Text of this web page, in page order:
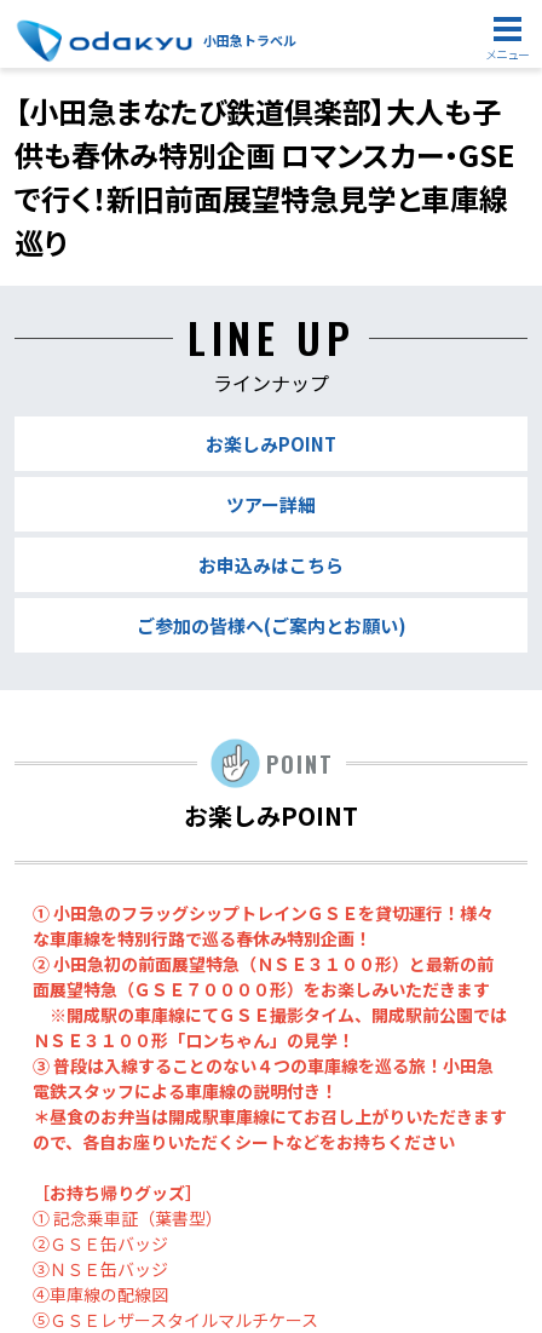
小田急トラベル
メニュー
【小田急まなたび鉄道倶楽部】大人も子
供も春休み特別企画 ロマンスカー・GSE
で行く！新旧前面展望特急見学と車庫線
巡り
LINE UP
ラインナップ
お楽しみPOINT
ツアー詳細
お申込みはこちら
ご参加の皆様へ(ご案内とお願い)
POINT
お楽しみPOINT
① 小田急のフラッグシップトレインＧＳＥを貸切運行！様々
な車庫線を特別行路で巡る春休み特別企画！
② 小田急初の前面展望特急（ＮＳＥ３１００形）と最新の前
面展望特急（ＧＳＥ７００００形）をお楽しみいただきます
※開成駅の車庫線にてＧＳＥ撮影タイム、開成駅前公園では
ＮＳＥ３１００形「ロンちゃん」の見学！
③ 普段は入線することのない４つの車庫線を巡る旅！小田急
電鉄スタッフによる車庫線の説明付き！
＊昼食のお弁当は開成駅車庫線にてお召し上がりいただきます
ので、各自お座りいただくシートなどをお持ちください
［お持ち帰りグッズ］
① 記念乗車証（葉書型）
②ＧＳＥ缶バッジ
③ＮＳＥ缶バッジ
④車庫線の配線図
⑤ＧＳＥレザースタイルマルチケース